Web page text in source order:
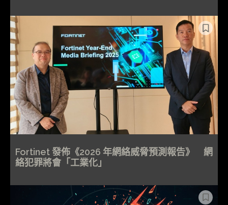
Fortinet 發佈《2026 年網絡威脅預測報告》 網
絡犯罪將會「工業化」